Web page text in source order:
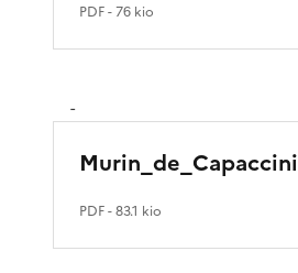
PDF- 76 kio
-
Murin_de_Capaccini
PDF- 83.1 kio